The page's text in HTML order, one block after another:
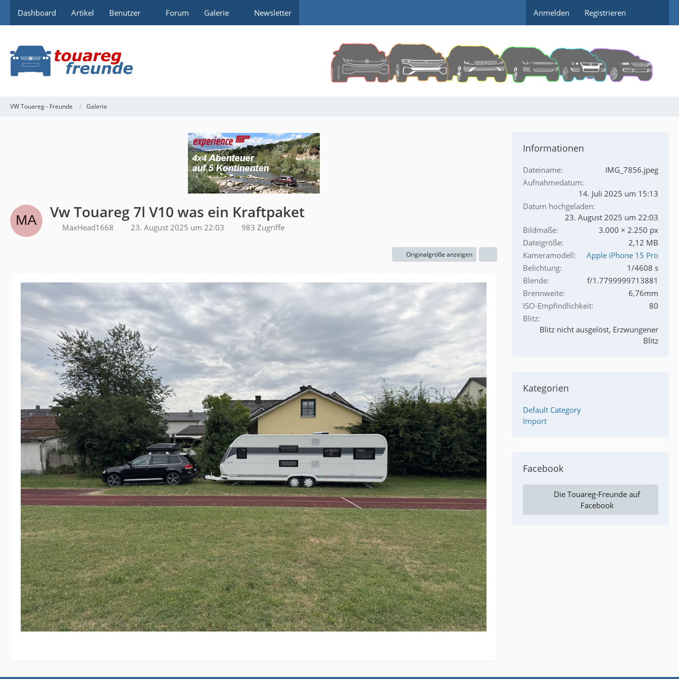
Dashboard Artikel Benutzer Forum Galerie Newsletter Anmelden Registrieren
VW Touareg - Freunde Galerie
Vw Touareg 7l V10 was ein Kraftpaket
MaxHead1668 23. August 2025 um 22:03 983 Zugriffe
Originalgröße anzeigen
Informationen
Dateiname
IMG_7856.jpeg
Aufnahmedatum
14. Juli 2025 um 15:13
Datum hochgeladen
23. August 2025 um 22:03
Bildmaße
3.000 × 2.250 px
Dateigröße
2,12 MB
Kameramodell
Apple iPhone 15 Pro
Belichtung
1/4608 s
Blende
f/1.7799999713881
Brennweite
6,76mm
ISO-Empfindlichkeit
80
Blitz
Blitz nicht ausgelöst, Erzwungener
Blitz
Kategorien
Default Category
Import
Facebook
Die Touareg-Freunde auf
Facebook